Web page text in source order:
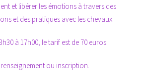
et libérer les émotions à travers des
et des pratiques avec les chevaux.
à 17h00, le tarif est de 70 euros.
ou inscription.